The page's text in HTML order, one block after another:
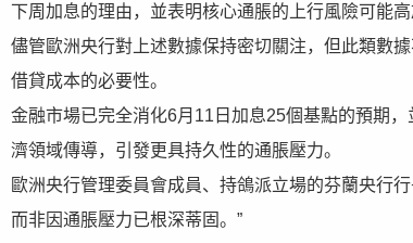
下周加息的理由，並表明核心通脹的上行風險可能
儘管歐洲央行對上述數據保持密切關注，但此類數
借貸成本的必要性。
金融市場已完全消化6月11日加息25個基點的預期
濟領域傳導，引發更具持久性的通脹壓力。
歐洲央行管理委員會成員、持鴿派立場的芬蘭央行
而非因通脹壓力已根深蒂固。”